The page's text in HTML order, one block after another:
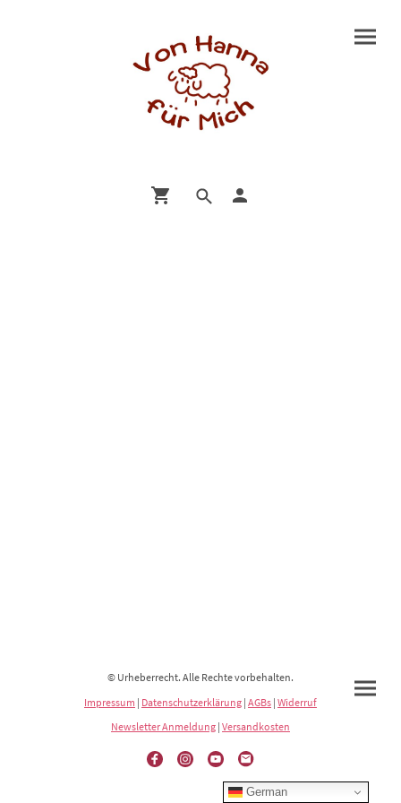
© Urheberrecht. Alle Rechte vorbehalten.
Impressum | Datenschutzerklärung | AGBs | Widerruf
Newsletter Anmeldung | Versandkosten
German